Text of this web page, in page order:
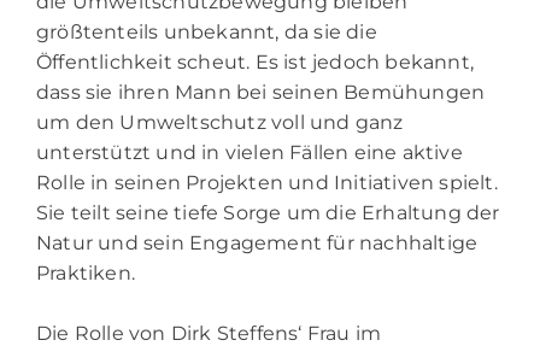
größtenteils unbekannt, da sie die
Öffentlichkeit scheut. Es ist jedoch bekannt,
dass sie ihren Mann bei seinen Bemühungen
um den Umweltschutz voll und ganz
unterstützt und in vielen Fällen eine aktive
Rolle in seinen Projekten und Initiativen spielt.
Sie teilt seine tiefe Sorge um die Erhaltung der
Natur und sein Engagement für nachhaltige
Praktiken.
Die Rolle von Dirk Steffens‘ Frau im